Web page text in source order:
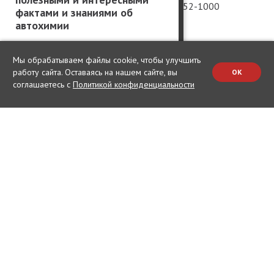
фактами и знаниями об
автохимии
+7 (981) 952-1000
Россия
Китай
Германия
Мы обрабатываем файлы cookie, чтобы улучшить
работу сайта. Оставаясь на нашем сайте, вы
соглашаетесь с Политикой конфиденциальности
OK